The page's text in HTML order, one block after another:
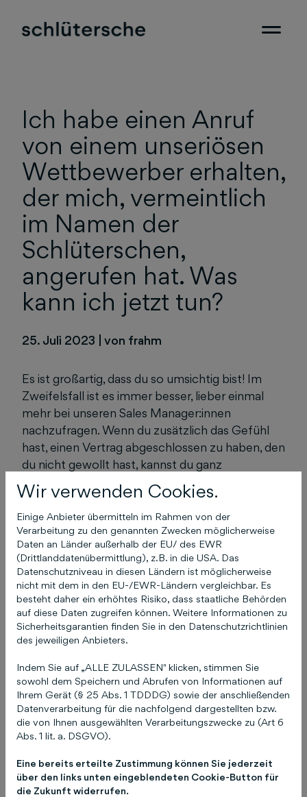
Ich habe einen Anruf
von einem unseriösen
Wettbewerber erhalten,
der mich, vermeintlich
im Namen der
Schlüterschen,
angerufen hat. Was
kann ich jetzt tun?
25. Juli 2023 von frahm
Es ist großartig, dass du so umsichtig bist! Im
Zweifelsfall ist es immer besser, lieber einmal
mehr bei unseren Sales Manager:innen
nachzufragen. Wenn du zusätzlich das Gefühl
hast, einen Vertrag abgeschlossen zu haben, den
du nicht gewollt hast, kannst du ganz
unkompliziert eine Strafanzeige wegen des
betrügerischen Anrufs online einreichen. Das
geht ganz einfach hier:
Online Strafanzeige
Das könnte Sie auch
interessieren
Ich habe meine
Zugangsdaten (E-Mail
und / oder Passwort) zu
COCO vergessen!
Wir verwenden Cookies.
Einige Anbieter übermitteln im Rahmen von der
Verarbeitung zu den genannten Zwecken möglicherweise
Daten an Länder außerhalb der EU/ des EWR
(Drittlanddatenübermittlung), z.B. in die USA. Das
Datenschutzniveau in diesen Ländern ist möglicherweise
nicht mit dem in den EU-/EWR-Ländern vergleichbar. Es
besteht daher ein erhöhtes Risiko, dass staatliche Behörden
auf diese Daten zugreifen können. Weitere Informationen zu
Sicherheitsgarantien finden Sie in den Datenschutzrichtlinien
des jeweiligen Anbieters.
Indem Sie auf „ALLE ZULASSEN" klicken, stimmen Sie
sowohl dem Speichern und Abrufen von Informationen auf
Ihrem Gerät (§ 25 Abs. 1 TDDDG) sowie der anschließenden
Datenverarbeitung für die nachfolgend dargestellten bzw.
die von Ihnen ausgewählten Verarbeitungszwecke zu (Art 6
Abs. 1 lit. a. DSGVO).
Eine bereits erteilte Zustimmung können Sie jederzeit
über den links unten eingeblendeten Cookie-Button für
die Zukunft widerrufen.